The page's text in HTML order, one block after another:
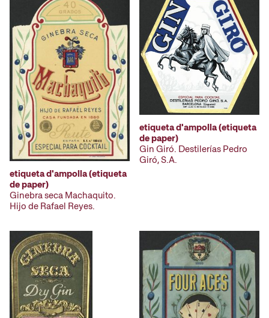
etiqueta d'ampolla (etiqueta
de paper)
Ginebra seca Machaquito.
Hijo de Rafael Reyes.
etiqueta d'ampolla (etiqueta
de paper)
Gin Giró. Destilerías Pedro
Giró, S.A.